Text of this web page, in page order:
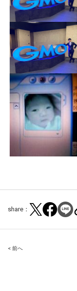
share：
Post
< 前へ